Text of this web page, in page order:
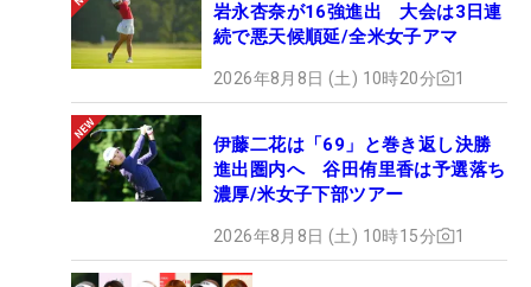
岩永杏奈が16強進出 大会は3日連
続で悪天候順延/全米女子アマ
2026年8月8日 (土) 10時20分 1
伊藤二花は「69」と巻き返し決勝
進出圏内へ 谷田侑里香は予選落ち
濃厚/米女子下部ツアー
2026年8月8日 (土) 10時15分 1